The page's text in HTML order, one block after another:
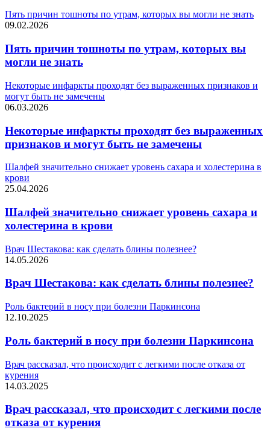
Пять причин тошноты по утрам, которых вы могли не знать
09.02.2026
Пять причин тошноты по утрам, которых вы
могли не знать
Некоторые инфаркты проходят без выраженных признаков и
могут быть не замечены
06.03.2026
Некоторые инфаркты проходят без выраженных
признаков и могут быть не замечены
Шалфей значительно снижает уровень сахара и холестерина в
крови
25.04.2026
Шалфей значительно снижает уровень сахара и
холестерина в крови
Врач Шестакова: как сделать блины полезнее?
14.05.2026
Врач Шестакова: как сделать блины полезнее?
Роль бактерий в носу при болезни Паркинсона
12.10.2025
Роль бактерий в носу при болезни Паркинсона
Врач рассказал, что происходит с легкими после отказа от
курения
14.03.2025
Врач рассказал, что происходит с легкими после
отказа от курения